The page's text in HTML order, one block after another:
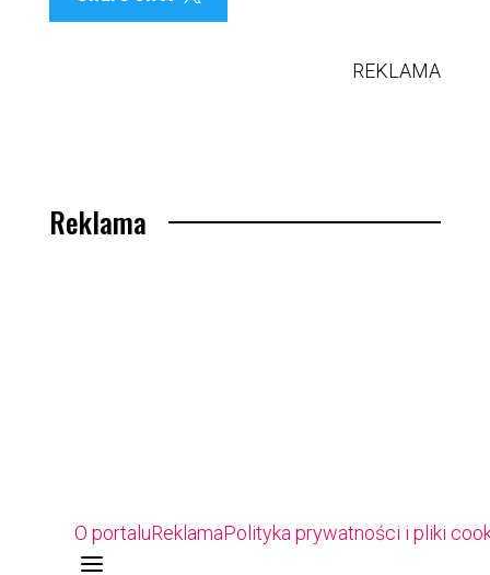
REKLAMA
Reklama
O portaluReklamaPolityka prywatności i pliki
a